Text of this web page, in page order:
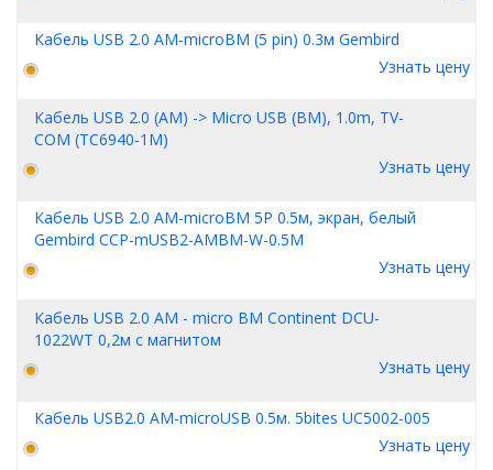
Кабель USB 2.0 AM-microBM (5 pin) 0.3м Gembird
Узнать цену
Кабель USB 2.0 (AM) -> Micro USB (BM), 1.0m, TV-
COM (TC6940-1M)
Узнать цену
Кабель USB 2.0 AM-microBM 5P 0.5м, экран, белый
Gembird CCP-mUSB2-AMBM-W-0.5M
Узнать цену
Кабель USB 2.0 AM - micro BM Continent DCU-
1022WT 0,2м с магнитом
Узнать цену
Кабель USB2.0 AM-microUSB 0.5м. 5bites UC5002-005
Узнать цену